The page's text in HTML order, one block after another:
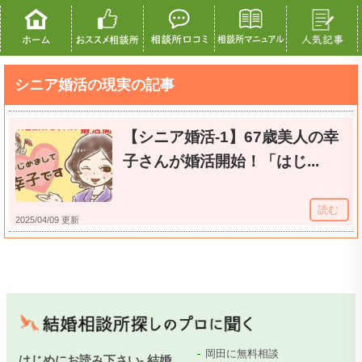
シニア婚活の現実の記事
2025/04/09 更新
【シニア婚活-1】67歳美人の幸
子さんが婚活開始！「はじ...
読む
岡田に無料相談